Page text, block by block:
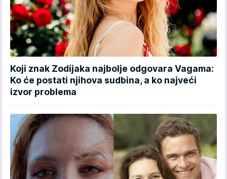
Koji znak Zodijaka najbolje odgovara Vagama:
Ko će postati njihova sudbina, a ko najveći
izvor problema